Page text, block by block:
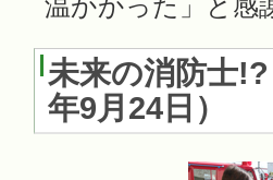
温かかった」と感
未来の消防士
年9月24日 ）